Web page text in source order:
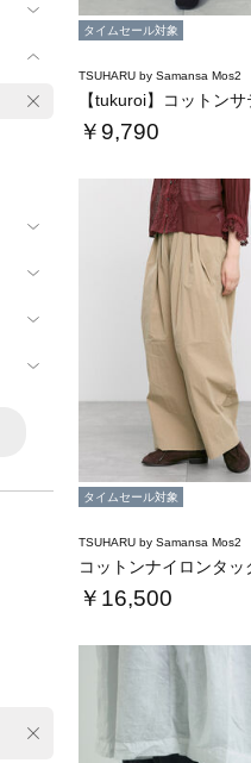
タイムセール対象
TSUHARU by Samansa Mos2
￥9,790
タイムセール対象
TSUHARU by Samansa Mos2
￥16,500